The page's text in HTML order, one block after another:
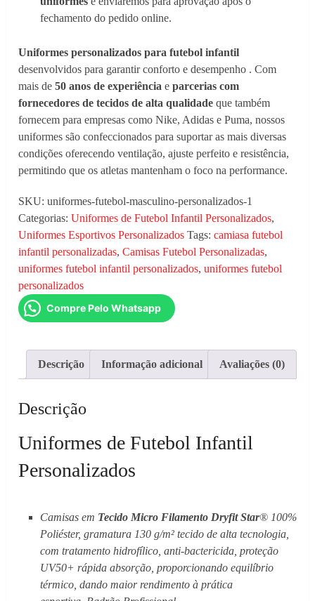
fechamento do pedido online.
Uniformes personalizados para futebol infantil
desenvolvidos para garantir conforto e desempenho . Com
mais de50 anos de experiência eparcerias com
fornecedores de tecidos de alta qualidade que também
fornecem para empresas como Nike, Adidas e Puma, nossos
uniformes são confeccionados para suportar as mais diversas
condições oferecendo ventilação, ajuste perfeito e resistência,
permitindo que os atletas mantenham o foco na performance.
SKU:uniformes-futebol-masculino-personalizados-1
Categorias:Uniformes de Futebol Infantil Personalizados,
Uniformes Esportivos Personalizados Tags:camiasa futebol
infantil personalizadas,Camisas Futebol Personalizadas,
uniformes futebol infantil personalizados,uniformes futebol
personalizados
Compre Pelo Whatsapp
Descrição Informação adicional Avaliações (0)
Descrição
Uniformes de Futebol Infantil
Personalizados
Camisas em Tecido Micro Filamento DryfitStar® 100%
Poliéster, gramatura 130 g/m² tecido de alta tecnologia,
com tratamento hidrofílico, anti-bactericida, proteção
UV50+ rápida absorção, proporcionando equilíbrio
térmico, dando maior rendimento à prática